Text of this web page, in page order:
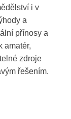
i v
a
přínosy a
amatér,
zdroje
řešením.